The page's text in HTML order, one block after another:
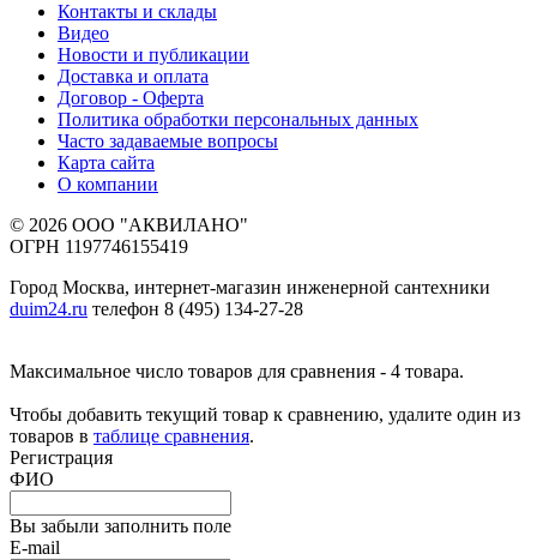
Контакты и склады
Видео
Новости и публикации
Доставка и оплата
Договор - Оферта
Политика обработки персональных данных
Часто задаваемые вопросы
Карта сайта
О компании
© 2026 ООО "АКВИЛАНО"
ОГРН 1197746155419
Город Москва, интернет-магазин инженерной сантехники
duim24.ru телефон 8 (495) 134-27-28
Максимальное число товаров для сравнения - 4 товара.
Чтобы добавить текущий товар к сравнению, удалите один из
товаров в таблице сравнения.
Регистрация
ФИО
Вы забыли заполнить поле
E-mail